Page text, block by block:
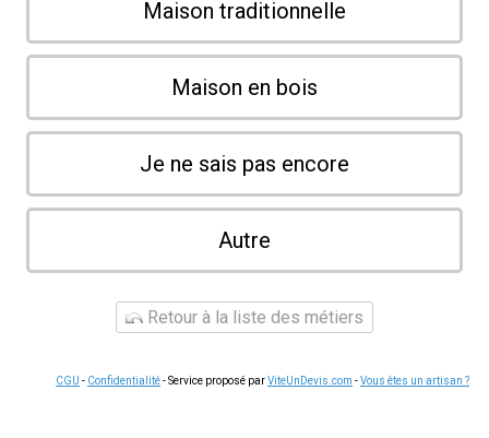
Maison traditionnelle
Maison en bois
Je ne sais pas encore
Autre
Retour à la liste des métiers
CGU - Confidentialité- Service proposé parViteUnDevis.com -Vous êtes un artisan ?